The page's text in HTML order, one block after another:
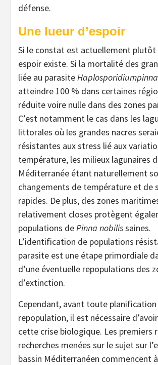
défense.
Une lueur d’espoir
Si le constat est actuellement plutôt
espoir existe. Si la mortalité des
liée au parasiteHaplosporidium
atteindre 100 % dans certaines
réduite voire nulle dans des zones
C’est notamment le cas dans les
littorales où les grandes nacres
résistantes aux stress lié aux
température, les milieux lagunaires
Méditerranée étant naturellement
changements de température et de
rapides. De plus, des zones
relativement closes protègent
populations dePinna nobilissaines.
L’identification de populations
parasite est une étape primordiale
d’une éventuelle repopulations des
d’extinction.
Cependant, avant toute
repopulation, il est nécessaire
cette crise biologique. Les premiers
recherches menées sur le sujet sur
bassin Méditerranéen commencent